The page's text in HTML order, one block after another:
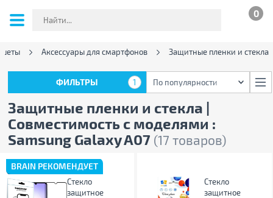
0
Аксессуары для смартфонов Защитные пленки и стекла
Защитные пленки и стекла |
Совместимость с моделями :
Samsung Galaxy A07 (17 товаров)
ФИЛЬТРЫ 1 По популярности
BRAIN РЕКОМЕНДУЕТ
Стекло
защитное
Стекло
защитное
ФИЛЬТРЫ 1 По популярности